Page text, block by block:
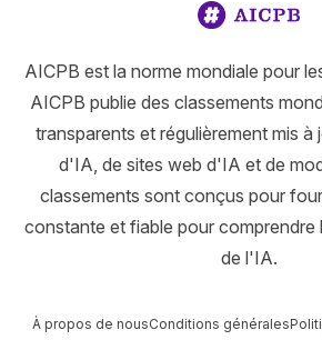
AICPB est la norme mondiale pour
AICPB publie des classements
transparents et régulièrement mis
d'IA, de sites web d'IA et de
classements sont conçus pour
constante et fiable pour comprendre
de l'IA.
À propos de nousConditions générales